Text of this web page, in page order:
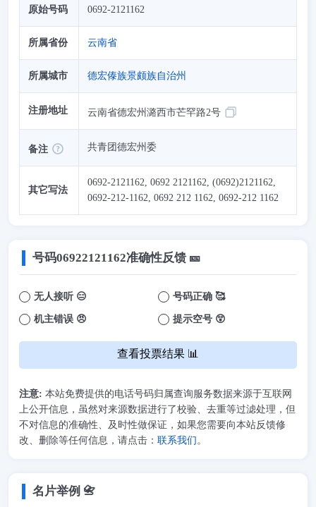
原始号码 0692-2121162
所属省份 云南省
所属城市 德宏傣族景颇族自治州
注册地址 云南省德宏州潞西市芒罕路2号
备注 共青团德宏州委
其它写法
0692-2121162, 0692 2121162, (0692)2121162,
0692-212-1162, 0692 212 1162, 0692-212 1162
号码06922121162准确性反馈 🎫
无人接听 😑 号码正确 🥰
机主错误 😠 提示空号 😲
查看投票结果 📊
注意: 本站免费提供的电话号码归属查询服务数据来源于互联网
上公开信息，虽然对来源数据进行了校验、去重等过滤处理，但
不对信息的准确性、及时性做保证，如果您需要向本站反馈修
改、删除等任何信息，请点击： 联系我们 。
名片举例 📇